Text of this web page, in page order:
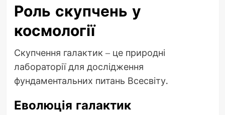
Роль скупчень у
космології
Скупчення галактик – це природні
лабораторії для дослідження
фундаментальних питань Всесвіту.
Еволюція галактик